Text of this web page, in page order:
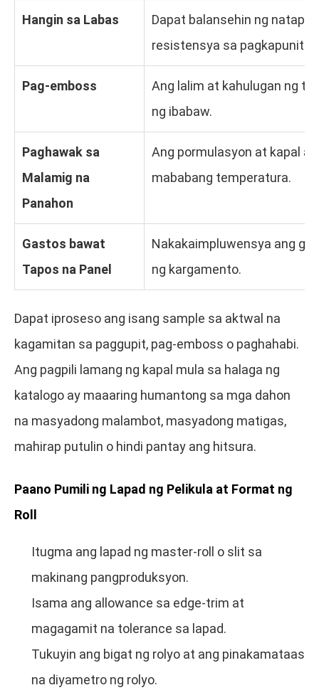
Hangin sa Labas
Dapat balansehin ng
resistensya sa pagkapunit
Pag-emboss
Ang lalim at kahulugan ng
ng ibabaw.
Paghawak sa
Malamig na
Panahon
Ang pormulasyon at kapal
mababang temperatura.
Gastos bawat
Tapos na Panel
Nakakaimpluwensya ang
ng kargamento.
Dapat iproseso ang isang sample sa aktwal na
kagamitan sa paggupit, pag-emboss o paghahabi.
Ang pagpili lamang ng kapal mula sa halaga ng
katalogo ay maaaring humantong sa mga dahon
na masyadong malambot, masyadong matigas,
mahirap putulin o hindi pantay ang hitsura.
Paano Pumili ng Lapad ng Pelikula at Format ng
Roll
Itugma ang lapad ng master-roll o slit sa
makinang pangproduksyon.
Isama ang allowance sa edge-trim at
magagamit na tolerance sa lapad.
Tukuyin ang bigat ng rolyo at ang pinakamataas
na diyametro ng rolyo.